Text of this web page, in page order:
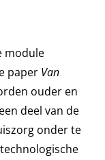
module
paper Van
ouder en
deel van de
onder te